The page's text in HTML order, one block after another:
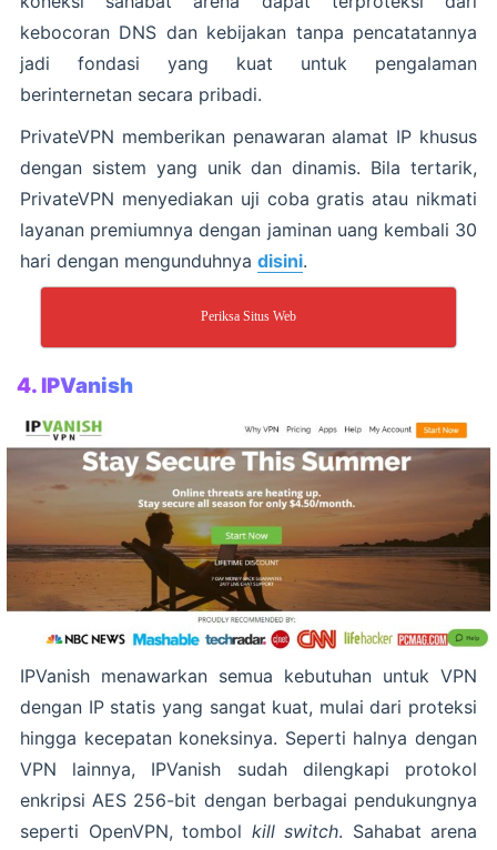
kebocoran DNS dan kebijakan tanpa pencatatannya
jadi fondasi yang kuat untuk pengalaman
berinternetan secara pribadi.
PrivateVPN memberikan penawaran alamat IP khusus
dengan sistem yang unik dan dinamis. Bila tertarik,
PrivateVPN menyediakan uji coba gratis atau nikmati
layanan premiumnya dengan jaminan uang kembali 30
hari dengan mengunduhnya disini.
Periksa Situs Web
4. IPVanish
IPVanish menawarkan semua kebutuhan untuk VPN
dengan IP statis yang sangat kuat, mulai dari proteksi
hingga kecepatan koneksinya. Seperti halnya dengan
VPN lainnya, IPVanish sudah dilengkapi protokol
enkripsi AES 256-bit dengan berbagai pendukungnya
seperti OpenVPN, tombol kill switch. Sahabat arena